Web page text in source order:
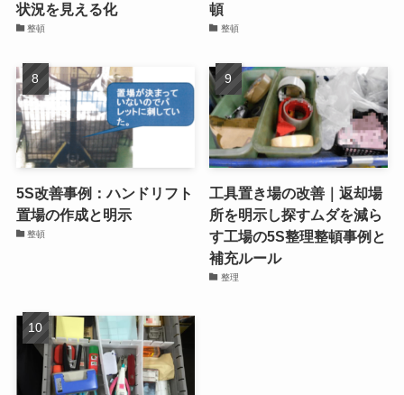
状況を見える化
整頓
頓
整頓
5S改善事例：ハンドリフト
置場の作成と明示
整頓
工具置き場の改善｜返却場
所を明示し探すムダを減ら
す工場の5S整理整頓事例と
補充ルール
整理